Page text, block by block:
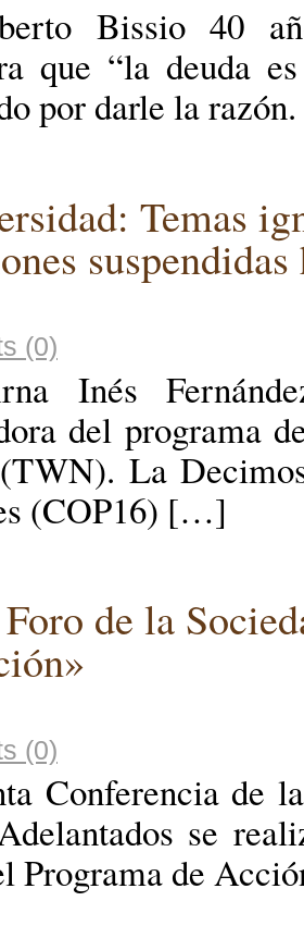
Bissio 40
que “la deuda
por darle la
Temas
suspendidas
(0)
Inés
del programa
La
(COP16) […]
de la
(0)
Conferencia de
se
Programa de